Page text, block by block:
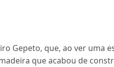
Gepeto, que, ao ver uma
que acabou de